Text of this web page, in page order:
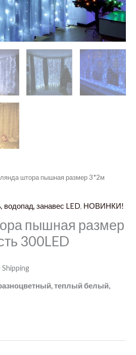
штора пышная размер 3*2м
занавес LED, НОВИНКИ!
пышная размер
300LED
Shipping
теплый белый,